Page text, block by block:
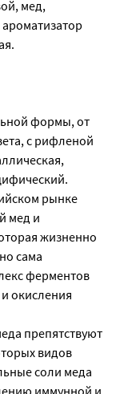
мед,
формы, от
с рифленой
рынке
мед и
жизненно
сама
ферментов
окисления
препятствуют
видов
соли меда